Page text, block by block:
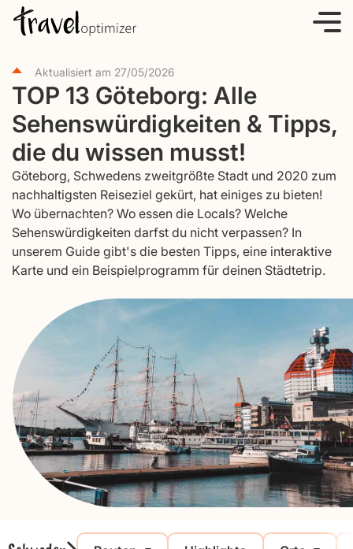
Aktualisiert am 27/05/2026
TOP 13 Göteborg: Alle
Sehenswürdigkeiten & Tipps,
die du wissen musst!
Göteborg, Schwedens zweitgrößte Stadt und 2020 zum
nachhaltigsten Reiseziel gekürt, hat einiges zu bieten!
Wo übernachten? Wo essen die Locals? Welche
Sehenswürdigkeiten darfst du nicht verpassen? In
unserem Guide gibt's die besten Tipps, eine interaktive
Karte und ein Beispielprogramm für deinen Städtetrip.